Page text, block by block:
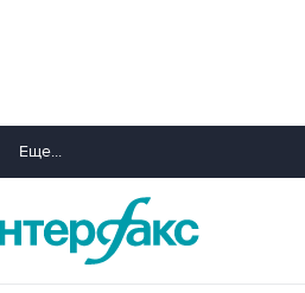
Еще...